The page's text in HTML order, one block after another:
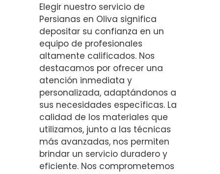
Elegir nuestro servicio de
Persianas en Oliva significa
depositar su confianza en un
equipo de profesionales
altamente calificados. Nos
destacamos por ofrecer una
atención inmediata y
personalizada, adaptándonos a
sus necesidades específicas. La
calidad de los materiales que
utilizamos, junto a las técnicas
más avanzadas, nos permiten
brindar un servicio duradero y
eficiente. Nos comprometemos